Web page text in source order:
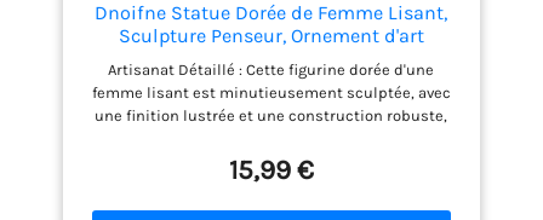
Dnoifne Statue Dorée de Femme Lisant,
Sculpture Penseur, Ornement d'art
Abstrait, Figurine Décorative Moderne,
Idéale pour Salon, Chambre, Bureau,
Étagère ou Table
Artisanat Détaillé : Cette figurine dorée d'une
femme lisant est minutieusement sculptée, avec
une finition lustrée et une construction robuste,
exceptionnel. Esthétique Contemporaine : Avec des
dimensions de 11,5 cm de hauteur, 8 cm de
longueur et 6 cm de largeur, cette pièce d'art
15,99 €